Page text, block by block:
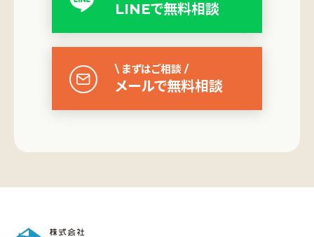
LINEで無料相談
\ まずはご相談 /
メールで無料相談